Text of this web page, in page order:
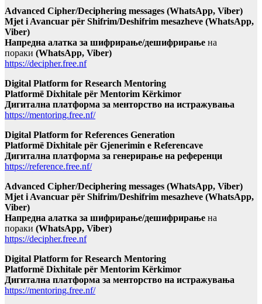
Advanced Cipher/Deciphering messages (WhatsApp, Viber)
Mjet i Avancuar për Shifrim/Deshifrim mesazheve (WhatsApp,
Viber)
Напредна алатка за шифрирање/дешифрирање на
пораки (WhatsApp, Viber)
https://decipher.free.nf
Digital Platform for Research Mentoring
Platformë Dixhitale për Mentorim Kërkimor
Дигитална платформа за менторство на истражувања
https://mentoring.free.nf/
Digital Platform for References Generation
Platformë Dixhitale për Gjenerimin e Referencave
Дигитална платформа за генерирање на референци
https://reference.free.nf/
Advanced Cipher/Deciphering messages (WhatsApp, Viber)
Mjet i Avancuar për Shifrim/Deshifrim mesazheve (WhatsApp,
Viber)
Напредна алатка за шифрирање/дешифрирање на
пораки (WhatsApp, Viber)
https://decipher.free.nf
Digital Platform for Research Mentoring
Platformë Dixhitale për Mentorim Kërkimor
Дигитална платформа за менторство на истражувања
https://mentoring.free.nf/